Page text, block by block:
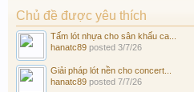
Chủ đề được yêu thích
Tấm lót nhựa cho sân khấu ca...
hanatc89 posted 3/7/26
Giải pháp lót nền cho concert...
hanatc89 posted 7/7/26